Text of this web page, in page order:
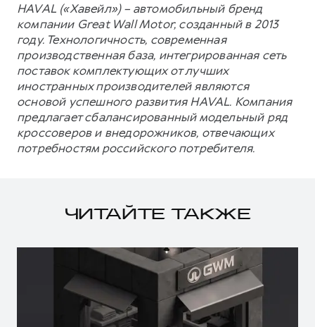
HAVAL («Хавейл») – автомобильный бренд
компании Great Wall Motor, созданный в 2013
году. Технологичность, современная
производственная база, интегрированная сеть
поставок комплектующих от лучших
иностранных производителей являются
основой успешного развития HAVAL. Компания
предлагает сбалансированный модельный ряд
кроссоверов и внедорожников, отвечающих
потребностям российского потребителя.
ЧИТАЙТЕ ТАКЖЕ